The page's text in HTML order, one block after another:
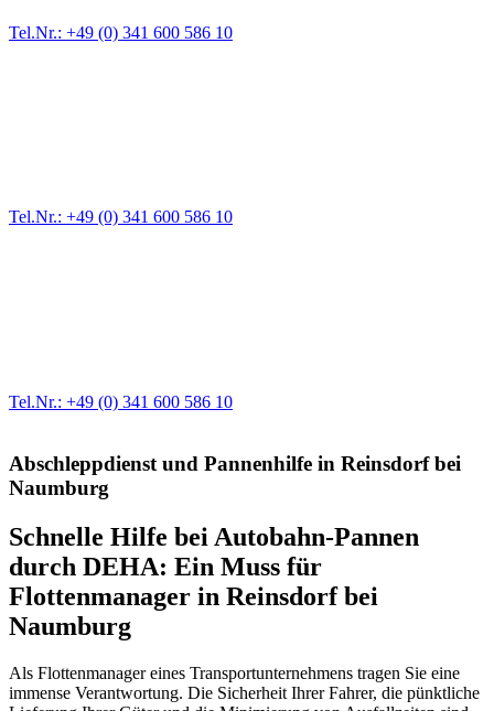
Tel.Nr.: +49 (0) 341 600 586 10
Tel.Nr.: +49 (0) 341 600 586 10
Tel.Nr.: +49 (0) 341 600 586 10
Abschleppdienst und Pannenhilfe in Reinsdorf bei
Naumburg
Schnelle Hilfe bei Autobahn-Pannen
durch DEHA: Ein Muss für
Flottenmanager in Reinsdorf bei
Naumburg
Als Flottenmanager eines Transportunternehmens tragen Sie eine
immense Verantwortung. Die Sicherheit Ihrer Fahrer, die pünktliche